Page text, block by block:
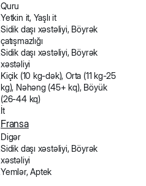
Quru
Yetkin it, Yaşlı it
Sidik daşı xəstəliyi, Böyrək
çatışmazlığı
Sidik daşı xəstəliyi, Böyrək
xəstəliyi
Kiçik (10 kg-dək), Orta (11 kg-25
kg), Nəhəng (45+ kq), Böyük
(26-44 kq)
İt
Fransa
Digər
Sidik daşı xəstəliyi, Böyrək
xəstəliyi
Yemlər, Aptek